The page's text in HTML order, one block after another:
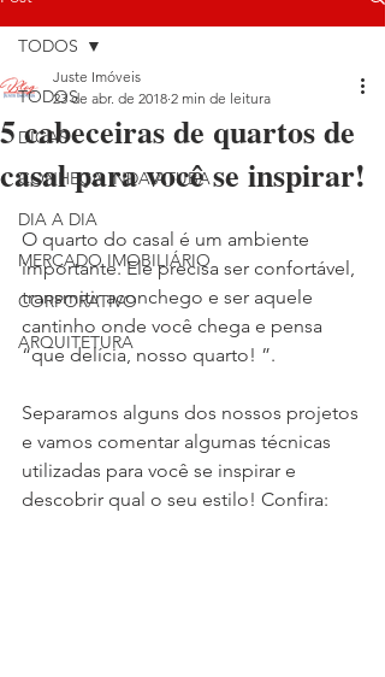
TODOS
DICAS
CONHEÇA INDAIATUBA
DIA A DIA
MERCADO IMOBILIÁRIO
CORPORATIVO
ARQUITETURA
TODOS
5 cabeceiras de quartos de
casal para você se inspirar!
Juste Imóveis
23 de abr. de 2018 2 min de leitura
O quarto do casal é um ambiente
importante. Ele precisa ser confortável,
transmitir aconchego e ser aquele
cantinho onde você chega e pensa
“que delícia, nosso quarto! ”.
Separamos alguns dos nossos projetos
e vamos comentar algumas técnicas
utilizadas para você se inspirar e
descobrir qual o seu estilo! Confira: